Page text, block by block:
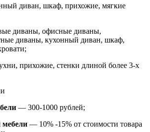
диван, шкаф, прихожие, мягкие
диваны, офисные диваны,
диваны, кухонный диван, шкаф,
прихожие, стенки длиной более 3-х
— 300-1000 рублей;
мебели — 10% -15% от стоимости товара